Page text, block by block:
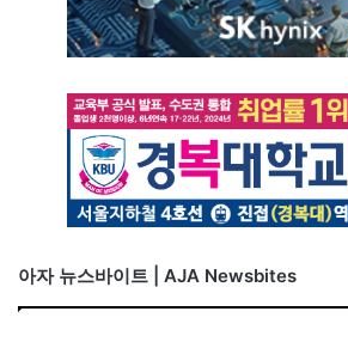
아자 뉴스바이트 | AJA Newsbites